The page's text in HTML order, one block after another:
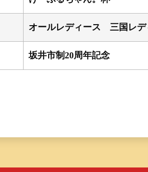
オールレディース 三国レデ
坂井市制20周年記念